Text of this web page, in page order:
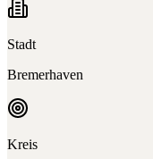
Stadt
Bremerhaven
Kreis